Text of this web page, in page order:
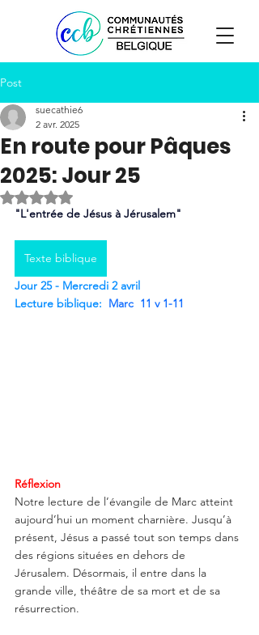
Post
En route pour Pâques
2025: Jour 25
suecathie6
2 avr. 2025
Noté NaN étoiles sur 5.
"L'entrée de Jésus à Jérusalem"
Texte biblique
Jour 25 - Mercredi 2 avril
Lecture biblique: Marc  11 v 1-11
Réflexion
Notre lecture de l’évangile de Marc atteint
aujourd’hui un moment charnière. Jusqu’à
présent, Jésus a passé tout son temps dans
des régions situées en dehors de
Jérusalem. Désormais, il entre dans la
grande ville, théâtre de sa mort et de sa
résurrection.